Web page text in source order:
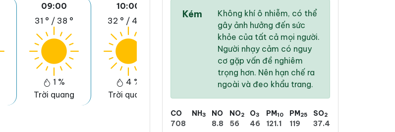
09:00
31 ° / 38 °
1 %
Trời quang
10:00
32 ° / 40 °
4 %
Trời quang
33 °/
34 °
/42 °
17 %
Kém
Không khí ô nhiễm, có thể
gây ảnh hưởng đến sức
khỏe của tất cả mọi người.
Người nhạy cảm có nguy
cơ gặp vấn đề nghiêm
trọng hơn. Nên hạn chế ra
ngoài và đeo khẩu trang.
CO
708
NH3
NO
8.8
NO2
56
O3
46
PM10
121.1
PM25
119
SO2
37.4